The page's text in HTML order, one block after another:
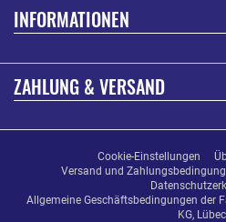
INFORMATIONEN
ZAHLUNG & VERSAND
Cookie-Einstellungen
Versand und
Allgemeine Geschäftsbedingungen der
KG,